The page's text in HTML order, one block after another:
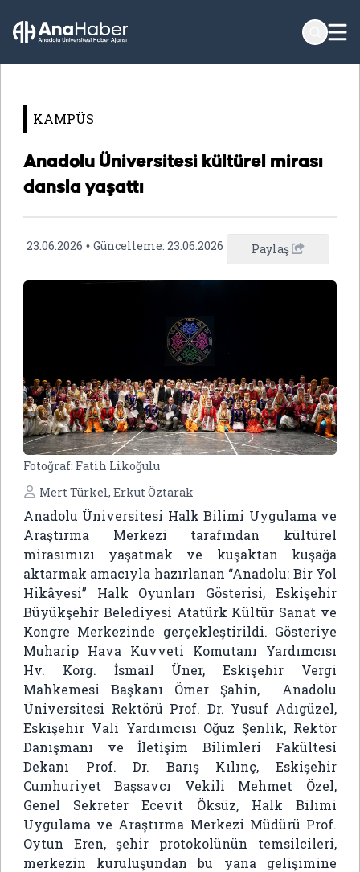
KAMPÜS
Anadolu Üniversitesi kültürel mirası
dansla yaşattı
23.06.2026 • Güncelleme: 23.06.2026 Paylaş
Fotoğraf: Fatih Likoğulu
Mert Türkel, Erkut Öztarak
Anadolu Üniversitesi Halk Bilimi Uygulama ve
Araştırma Merkezi tarafından kültürel
mirasımızı yaşatmak ve kuşaktan kuşağa
aktarmak amacıyla hazırlanan “Anadolu: Bir Yol
Hikâyesi” Halk Oyunları Gösterisi, Eskişehir
Büyükşehir Belediyesi Atatürk Kültür Sanat ve
Kongre Merkezinde gerçekleştirildi. Gösteriye
Muharip Hava Kuvveti Komutanı Yardımcısı
Hv. Korg. İsmail Üner, Eskişehir Vergi
Mahkemesi Başkanı Ömer Şahin, Anadolu
Üniversitesi Rektörü Prof. Dr. Yusuf Adıgüzel,
Eskişehir Vali Yardımcısı Oğuz Şenlik, Rektör
Danışmanı ve İletişim Bilimleri Fakültesi
Dekanı Prof. Dr. Barış Kılınç, Eskişehir
Cumhuriyet Başsavcı Vekili Mehmet Özel,
Genel Sekreter Ecevit Öksüz, Halk Bilimi
Uygulama ve Araştırma Merkezi Müdürü Prof.
Oytun Eren, şehir protokolünün temsilcileri,
merkezin kuruluşundan bu yana gelişimine